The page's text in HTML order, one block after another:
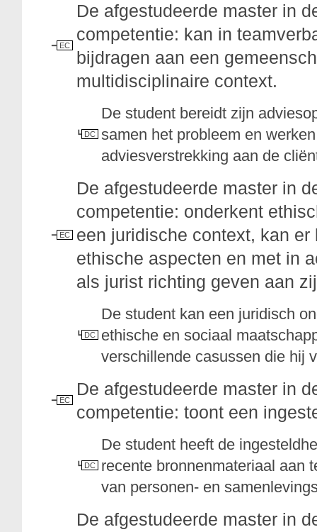
EC
De afgestudeerde master in
competentie: kan in
bijdragen aan een
multidisciplinaire context.
DC
De student bereidt zijn
samen het probleem en
adviesverstrekking aan de
EC
De afgestudeerde master in
competentie: onderkent
een juridische context, kan
ethische aspecten en met in
als jurist richting geven aan
DC
De student kan een juridisch
ethische en sociaal
verschillende casussen die hij
EC
De afgestudeerde master in
competentie: toont een
DC
De student heeft de
recente bronnenmateriaal aan
van personen- en
De afgestudeerde master in